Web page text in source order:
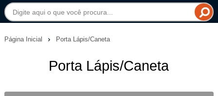
Página Inicial Porta Lápis/Caneta
Porta Lápis/Caneta